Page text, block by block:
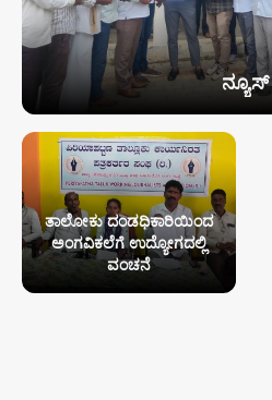
ನ್ಯೂಸ್
ತಾಲೋಕು ದಂಡಧಿಕಾರಿಯಿಂದ
ಅಂಗವಿಕಲೆಗೆ ಉದ್ಯೋಗದಲ್ಲಿ
ವಂಚನೆ